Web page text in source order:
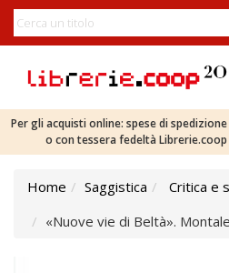
Per gli acquisti online: spese di
o con tessera fedeltà
Home Saggistica
Critica e
«Nuove vie di Beltà».